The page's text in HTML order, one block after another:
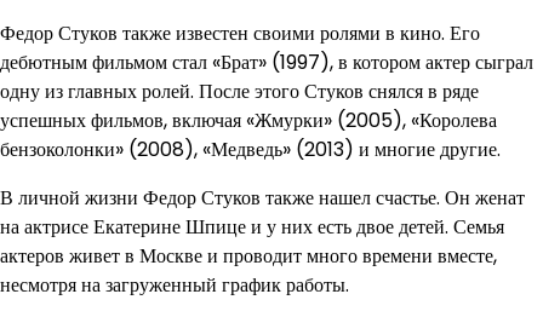
Федор Стуков также известен своими ролями в кино. Его
дебютным фильмом стал «Брат» (1997), в котором актер сыграл
одну из главных ролей. После этого Стуков снялся в ряде
успешных фильмов, включая «Жмурки» (2005), «Королева
бензоколонки» (2008), «Медведь» (2013) и многие другие.
В личной жизни Федор Стуков также нашел счастье. Он женат
на актрисе Екатерине Шпице и у них есть двое детей. Семья
актеров живет в Москве и проводит много времени вместе,
несмотря на загруженный график работы.